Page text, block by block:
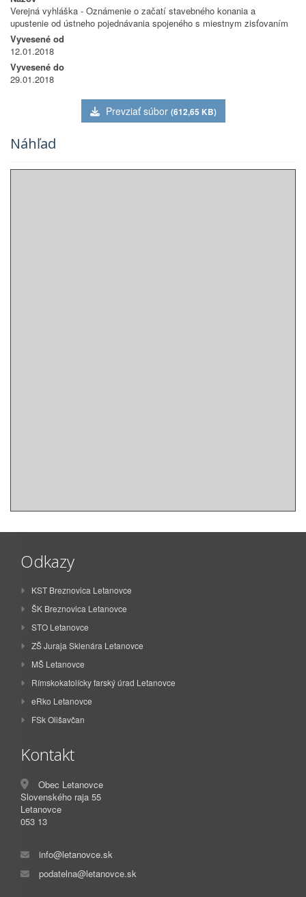
Verejná vyhláška - Oznámenie o začatí stavebného konania a
upustenie od ústneho pojednávania spojeného s miestnym zisťovaním
Vyvesené od
12.01.2018
Vyvesené do
29.01.2018
Prevziať súbor (612,65 KB)
Náhľad
Odkazy
KST Breznovica Letanovce
ŠK Breznovica Letanovce
STO Letanovce
ZŠ Juraja Sklenára Letanovce
MŠ Letanovce
Rímskokatolícky farský úrad Letanovce
eRko Letanovce
FSk Olišavčan
Kontakt
Obec Letanovce
Slovenského raja 55
Letanovce
053 13
info@letanovce.sk
podatelna@letanovce.sk